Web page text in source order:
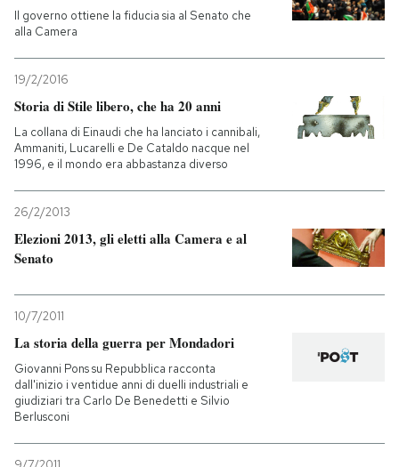
Il governo ottiene la fiducia sia al Senato che
alla Camera
19/2/2016
Storia di Stile libero, che ha 20 anni
La collana di Einaudi che ha lanciato i cannibali,
Ammaniti, Lucarelli e De Cataldo nacque nel
1996, e il mondo era abbastanza diverso
26/2/2013
Elezioni 2013, gli eletti alla Camera e al
Senato
10/7/2011
La storia della guerra per Mondadori
Giovanni Pons su Repubblica racconta
dall'inizio i ventidue anni di duelli industriali e
giudiziari tra Carlo De Benedetti e Silvio
Berlusconi